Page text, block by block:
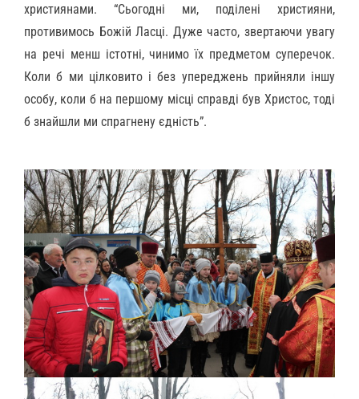
християнами. “Сьогодні ми, поділені християни,
противимось Божій Ласці. Дуже часто, звертаючи увагу
на речі менш істотні, чинимо їх предметом суперечок.
Коли б ми цілковито і без упереджень прийняли іншу
особу, коли б на першому місці справді був Христос, тоді
б знайшли ми спрагнену єдність”.